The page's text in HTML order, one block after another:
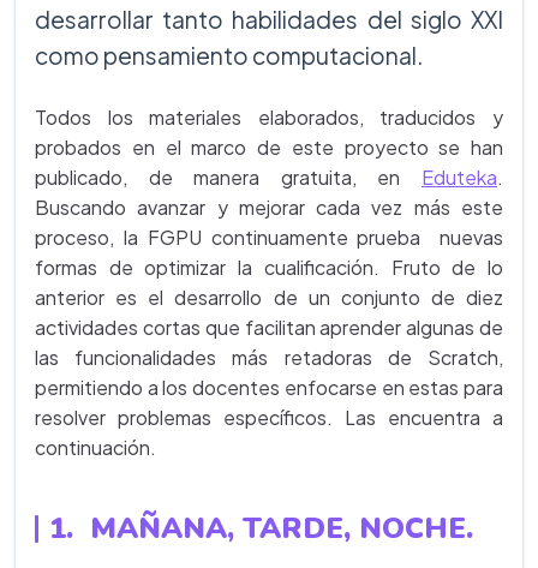
desarrollar tanto habilidades del siglo XXI
como pensamiento computacional.
Todos los materiales elaborados, traducidos y
probados en el marco de este proyecto se han
publicado, de manera gratuita, en Eduteka.
Buscando avanzar y mejorar cada vez más este
proceso, la FGPU continuamente prueba nuevas
formas de optimizar la cualificación. Fruto de lo
anterior es el desarrollo de un conjunto de diez
actividades cortas que facilitan aprender algunas de
las funcionalidades más retadoras de Scratch,
permitiendo a los docentes enfocarse en estas para
resolver problemas específicos. Las encuentra a
continuación.
1. MAÑANA, TARDE, NOCHE.